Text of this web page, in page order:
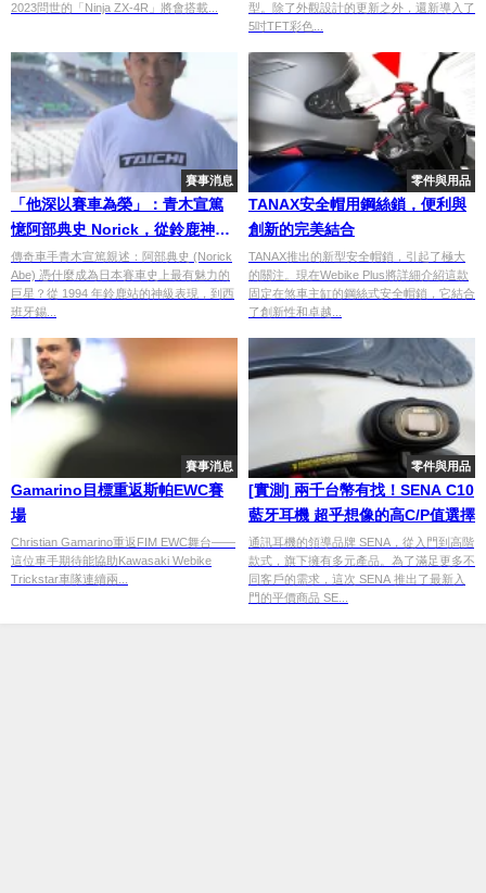
2023問世的「Ninja ZX-4R」將會搭載...
型。除了外觀設計的更新之外，還新導入了
5吋TFT彩色...
賽事消息
「他深以賽車為榮」：青木宣篤
憶阿部典史 Norick，從鈴鹿神級
騎法到那份閃耀的絕對自信｜連
載 #9
傳奇車手青木宣篤親述：阿部典史 (Norick
Abe) 憑什麼成為日本賽車史上最有魅力的
巨星？從 1994 年鈴鹿站的神級表現，到西
班牙錫...
零件與用品
TANAX安全帽用鋼絲鎖，便利與
創新的完美結合
TANAX推出的新型安全帽鎖，引起了極大
的關注。現在Webike Plus將詳細介紹這款
固定在煞車主缸的鋼絲式安全帽鎖，它結合
了創新性和卓越...
賽事消息
Gamarino目標重返斯帕EWC賽
場
Christian Gamarino重返FIM EWC舞台——
這位車手期待能協助Kawasaki Webike
Trickstar車隊連續兩...
零件與用品
[實測] 兩千台幣有找！SENA C10
藍牙耳機 超乎想像的高C/P值選擇
通訊耳機的領導品牌 SENA，從入門到高階
款式，旗下擁有多元產品。為了滿足更多不
同客戶的需求，這次 SENA 推出了最新入
門的平價商品 SE...